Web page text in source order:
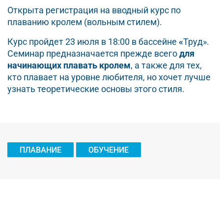
Открыта регистрация на вводный курс по
плаванию кролем (вольным стилем).
Курс пройдет 23 июля в 18:00 в бассейне «Труд».
Семинар предназначается прежде всегодля
начинающих плавать кролем, а также для тех,
кто плавает на уровне любителя, но хочет лучше
узнать теоретические основы этого стиля.
ПЛАВАНИЕ ОБУЧЕНИЕ